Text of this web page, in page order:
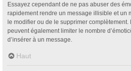
Essayez cependant de ne pas abuser des
rapidement rendre un message illisible et un
le modifier ou de le supprimer
peuvent également limiter le nombre
d’insérer à un message.
Haut